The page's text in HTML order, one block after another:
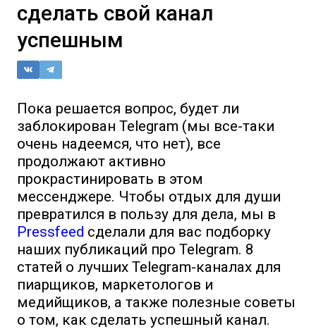
сделать свой канал
успешным
Пока решается вопрос, будет ли
заблокирован Telegram (мы все-таки
очень надеемся, что нет), все
продолжают активно
прокрастинировать в этом
мессенджере. Чтобы отдых для души
превратился в пользу для дела, мы в
Pressfeed сделали для вас подборку
наших публикаций про Telegram. 8
статей о лучших Telegram-каналах для
пиарщиков, маркетологов и
медийщиков, а также полезные советы
о том, как сделать успешный канал.